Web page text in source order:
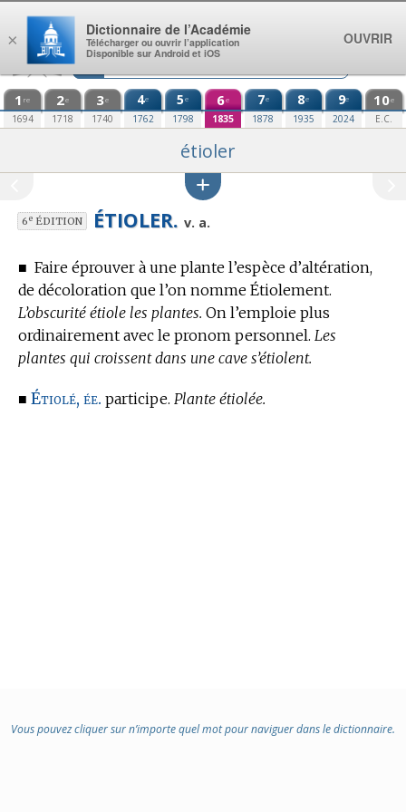
Aller au contenu
1 re
1694
2e
1718
3e
1740
4e
1762
5e
1798
6e
1835
7e
1878
8e
1935
9e
2024
10e
E.C.
étioler
6eÉDITION ÉTIOLER. v. a.
■ Faire éprouver à une plante l’espèce d’altération,
de décoloration que l’on nomme Étiolement.
L’obscurité étiole les plantes. On l’emploie plus
ordinairement avec le pronom personnel. Les
plantes qui croissent dans une cave s’étiolent.
■ Étiolé, ée. participe. Plante étiolée.
Vous pouvez cliquer sur n’importe quel mot pour naviguer dans le dictionnaire.
×
Dictionnaire de l’Académie
Télécharger ou ouvrir l’application
Disponible sur Android et iOS
OUVRIR